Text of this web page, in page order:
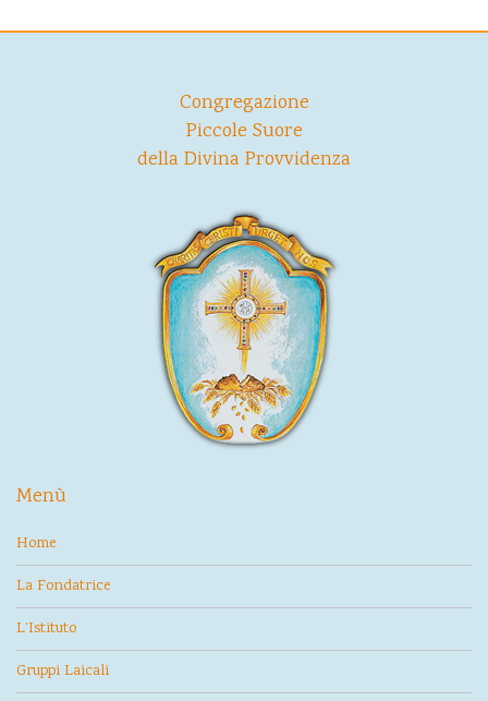
Congregazione
Piccole Suore
della Divina Provvidenza
Menù
Home
La Fondatrice
L’Istituto
Gruppi Laicali